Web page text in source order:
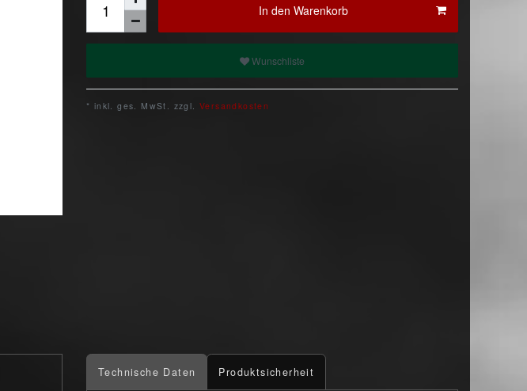
In den Warenkorb
Wunschliste
* inkl. ges. MwSt. zzgl. Versandkosten
Technische Daten Produktsicherheit